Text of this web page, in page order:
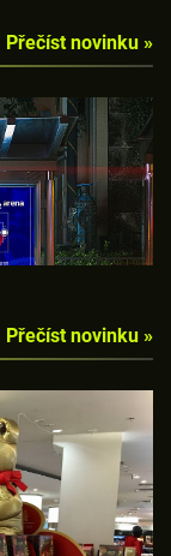
Přečíst novinku »
Přečíst novinku »